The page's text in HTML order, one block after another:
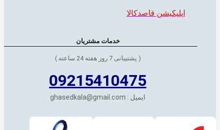
اپلیکیشن قاصدکالا
خدمات مشتریان
( پشتیبانی 7 روز هفته 24 ساعته )
09215410475
ایمیل : ghasedkala@gmail.com